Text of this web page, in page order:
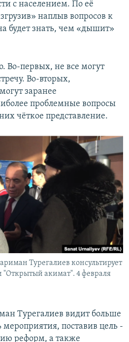
с населением. По её
наплыв вопросов к
будет знать, чем «дышит»
Во-первых, не все могут
Во-вторых,
заранее
проблемные вопросы
чёткое представление.
Турегалиев консультирует
"Открытый акимат". 4 февраля
Турегалиев видит больше
поставив цель -
реформ, а также